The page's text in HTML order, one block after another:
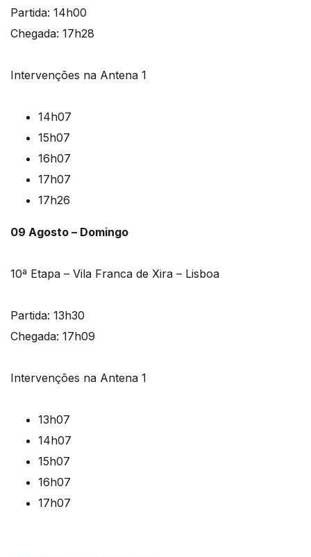
Partida: 14h00
Chegada: 17h28
Intervenções na Antena 1
14h07
15h07
16h07
17h07
17h26
09 Agosto – Domingo
10ª Etapa – Vila Franca de Xira – Lisboa
Partida: 13h30
Chegada: 17h09
Intervenções na Antena 1
13h07
14h07
15h07
16h07
17h07